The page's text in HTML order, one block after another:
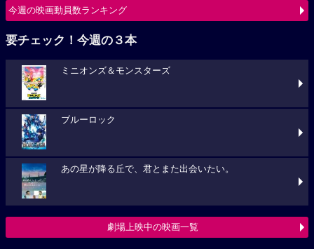
今週の映画動員数ランキング
要チェック！今週の３本
ミニオンズ＆モンスターズ
ブルーロック
あの星が降る丘で、君とまた出会いたい。
劇場上映中の映画一覧